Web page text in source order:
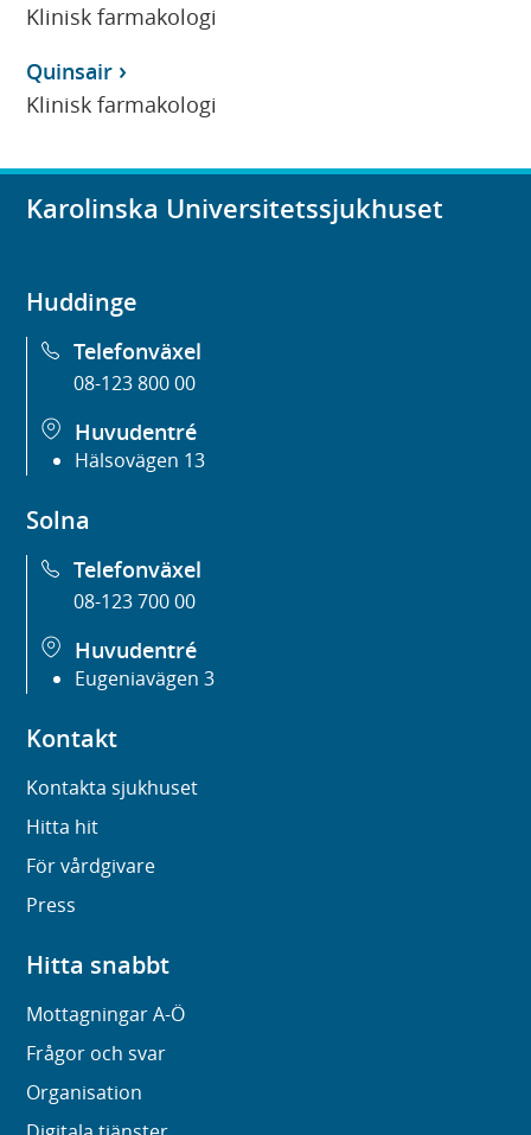
Klinisk farmakologi
Quinsair
Klinisk farmakologi
Karolinska Universitetssjukhuset
Huddinge
Telefonväxel
08-123 800 00
Huvudentré
Hälsovägen 13
Solna
Telefonväxel
08-123 700 00
Huvudentré
Eugeniavägen 3
Kontakt
Kontakta sjukhuset
Hitta hit
För vårdgivare
Press
Hitta snabbt
Mottagningar A-Ö
Frågor och svar
Organisation